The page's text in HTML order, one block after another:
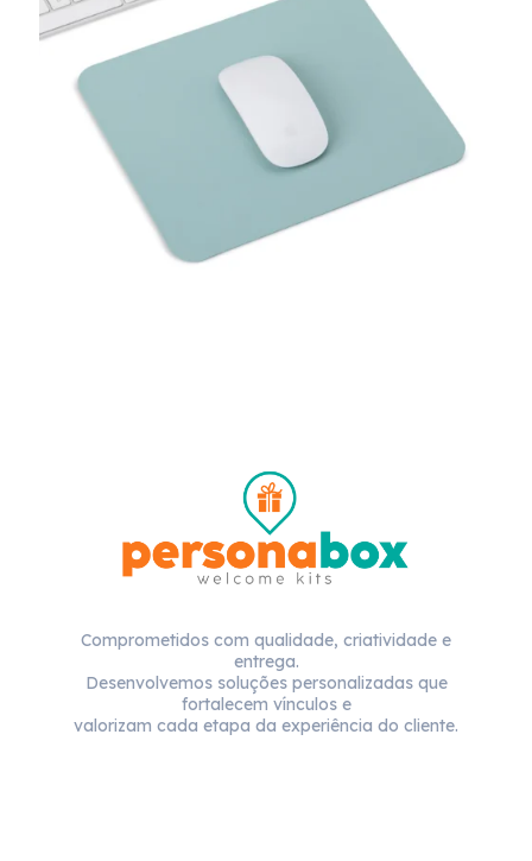
Comprometidos com qualidade, criatividade e
entrega.
Desenvolvemos soluções personalizadas que
fortalecem vínculos e
valorizam cada etapa da experiência do cliente.